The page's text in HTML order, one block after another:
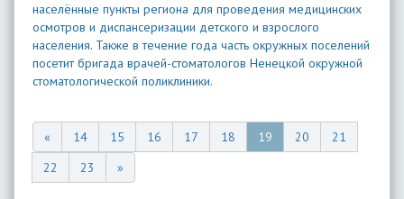
населённые пункты региона для проведения медицинских
осмотров и диспансеризации детского и взрослого
населения. Также в течение года часть окружных поселений
посетит бригада врачей-стоматологов Ненецкой окружной
стоматологической поликлиники.
« 14 15 16 17 18 19 20
21
22
23 »